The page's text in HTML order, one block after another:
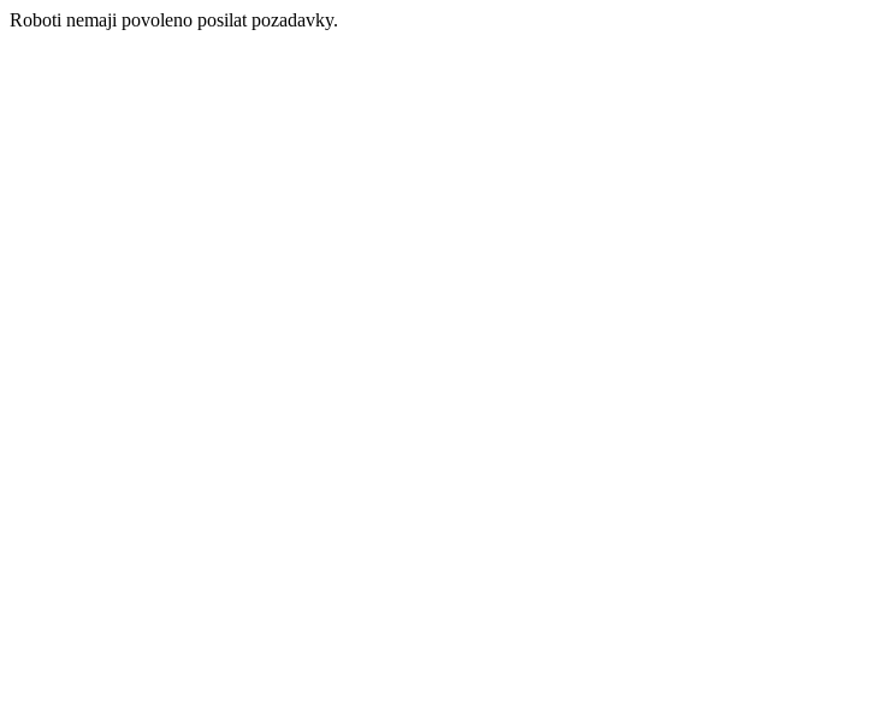
Roboti nemaji povoleno posilat pozadavky.